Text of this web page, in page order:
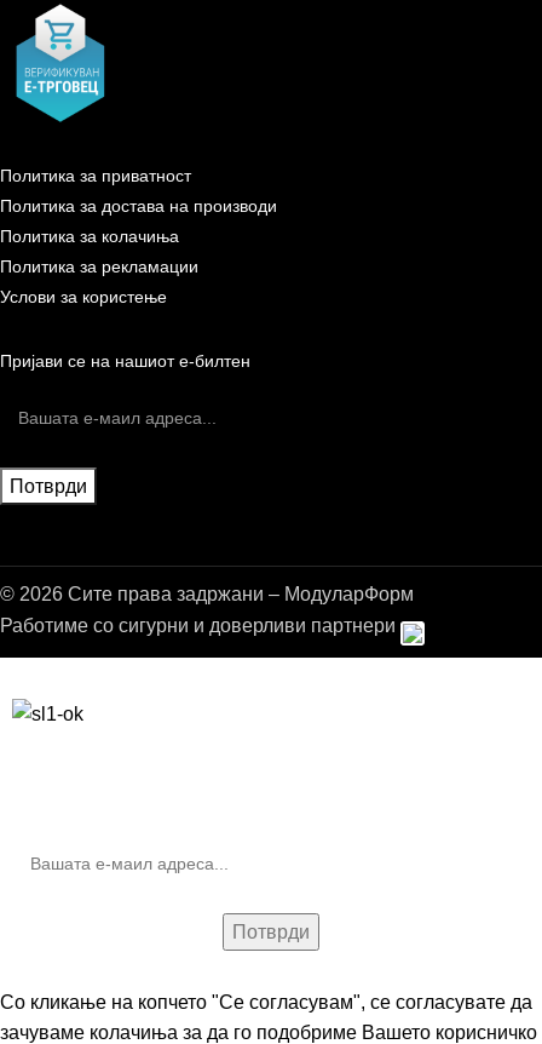
Политика за приватност
Политика за достава на производи
Политика за колачиња
Политика за рекламации
Услови за користење
Пријави се на нашиот е-билтен
© 2026 Сите права задржани – МодуларФорм
Работиме со сигурни и доверливи партнери
Со кликање на копчето "Се согласувам", се согласувате да
зачуваме колачиња за да го подобриме Вашето корисничко